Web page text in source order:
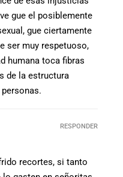
gue el posiblemente
gue ciertamente
ser muy respetuoso,
humana toca fibras
de la estructura
recortes, si tanto
RESPONDER